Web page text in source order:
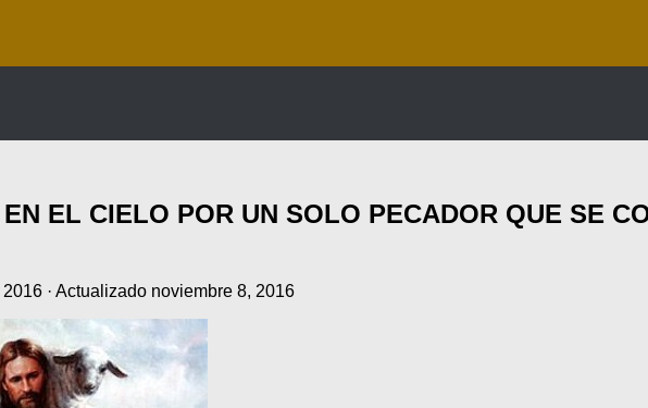
EL CIELO POR UN SOLO PECADOR QUE SE
2016 · Actualizado noviembre 8, 2016